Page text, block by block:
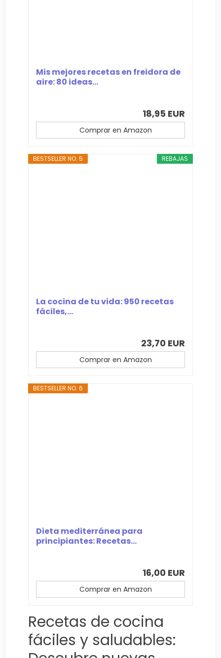
Mis mejores recetas en freidora de
aire: 80 ideas...
18,95 EUR
Comprar en Amazon
REBAJAS
BESTSELLER NO. 5
La cocina de tu vida: 950 recetas
fáciles,...
23,70 EUR
Comprar en Amazon
BESTSELLER NO. 6
Dieta mediterránea para
principiantes: Recetas...
16,00 EUR
Comprar en Amazon
Recetas de cocina
fáciles y saludables: